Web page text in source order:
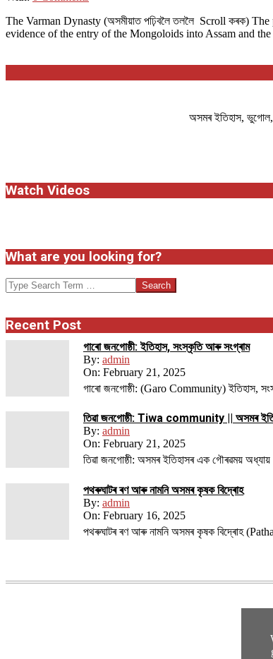
The Varman Dynasty (অসমীয়াত প​ঢ়িবলৈ তললৈ Scroll ক​ৰক​)
evidence of the entry of the Mongoloids into Assam and
অসমৰ ইতিহাস, ভুগোল,
Watch Videos
What are you looking for?
Search
Recent Post
গাৰো জনগোষ্ঠী: ইতিহাস, সংস্কৃতি আৰু সংগ্ৰাম
By: admin
On: February 21, 2025
গাৰো জনগোষ্ঠী: (Garo Community) ইতিহাস,
তিৱা জনগোষ্ঠী: Tiwa community || অসমৰ
By: admin
On: February 21, 2025
তিৱা জনগোষ্ঠী: অসমৰ ইতিহাসৰ এক গৌৰৱময়
পথ​ৰুঘাট​ৰ ৰণ আৰু নামনি অসম​ৰ কৃষক বিদ্ৰোহ​
By: admin
On: February 16, 2025
পথ​ৰুঘাট​ৰ ৰণ আৰু নামনি অসম​ৰ কৃষক বিদ্ৰোহ​